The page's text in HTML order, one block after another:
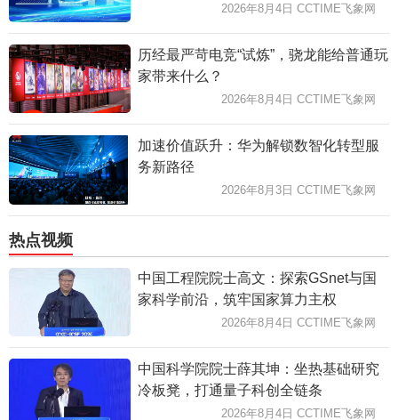
2026年8月4日 CCTIME飞象网
历经最严苛电竞“试炼”，骁龙能给普通玩
家带来什么？
2026年8月4日 CCTIME飞象网
加速价值跃升：华为解锁数智化转型服
务新路径
2026年8月3日 CCTIME飞象网
热点视频
中国工程院院士高文：探索GSnet与国
家科学前沿，筑牢国家算力主权
2026年8月4日 CCTIME飞象网
中国科学院院士薛其坤：坐热基础研究
冷板凳，打通量子科创全链条
2026年8月4日 CCTIME飞象网